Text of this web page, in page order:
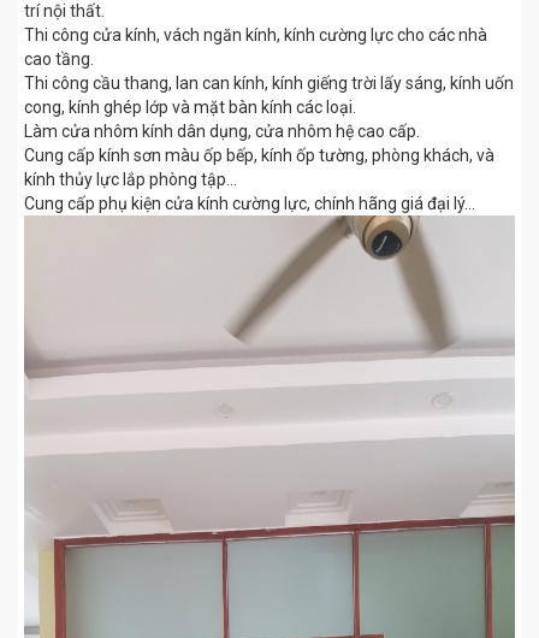
trí nội thất.
Thi công cửa kính, vách ngăn kính, kính cường lực cho các nhà
cao tầng.
Thi công cầu thang, lan can kính, kính giếng trời lấy sáng, kính uốn
cong, kính ghép lớp và mặt bàn kính các loại.
Làm cửa nhôm kính dân dụng, cửa nhôm hệ cao cấp.
Cung cấp kính sơn màu ốp bếp, kính ốp tường, phòng khách, và
kính thủy lực lắp phòng tập...
Cung cấp phụ kiện cửa kính cường lực, chính hãng giá đại lý...